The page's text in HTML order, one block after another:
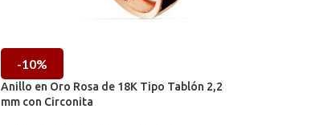
-10%
Anillo en Oro Rosa de 18K Tipo Tablón 2,2
mm con Circonita